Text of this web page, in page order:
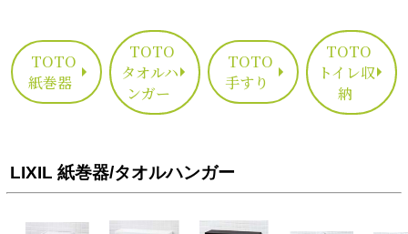
TOTO
紙巻器
TOTO
タオルハ
ンガー
TOTO
手すり
TOTO
トイレ収
納
LIXIL 紙巻器/タオルハンガー